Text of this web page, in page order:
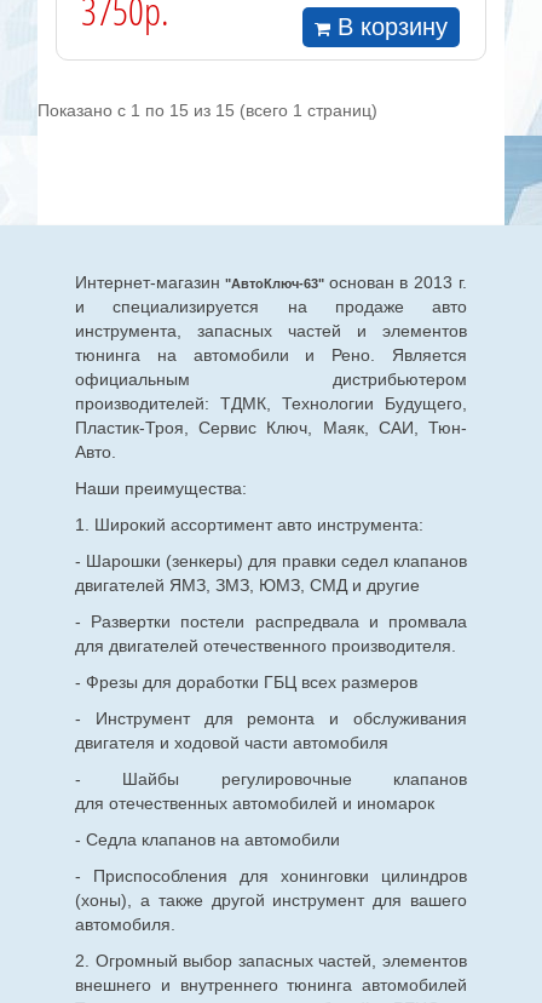
В корзину
Показано с 1 по 15 из 15 (всего 1 страниц)
Интернет-магазин "АвтоКлюч-63" основан в 2013 г.
и специализируется на продаже авто
инструмента, запасных частей и элементов
тюнинга на автомобили и Рено. Является
официальным дистрибьютером
производителей: ТДМК, Технологии Будущего,
Пластик-Троя, Сервис Ключ, Маяк, САИ, Тюн-
Авто.
Наши преимущества:
1. Широкий ассортимент авто инструмента:
- Шарошки (зенкеры) для правки седел клапанов
двигателей ЯМЗ, ЗМЗ, ЮМЗ, СМД и другие
- Развертки постели распредвала и промвала
для двигателей отечественного производителя.
- Фрезы для доработки ГБЦ всех размеров
- Инструмент для ремонта и обслуживания
двигателя и ходовой части автомобиля
- Шайбы регулировочные клапанов
для отечественныхавтомобилей и иномарок
- Седла клапанов на автомобили
- Приспособления для хонинговки цилиндров
(хоны), а также другой инструмент для вашего
автомобиля.
2. Огромный выбор запасных частей, элементов
внешнего и внутреннего тюнинга автомобилей